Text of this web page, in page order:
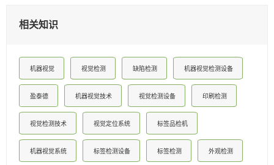
相关知识
机器视觉 视觉检测 缺陷检测 机器视觉检测设备
盈泰德 机器视觉技术 视觉检测设备 印刷检测
视觉检测技术 视觉定位系统 标签品检机
机器视觉系统 标签检测设备 标签检测 外观检测